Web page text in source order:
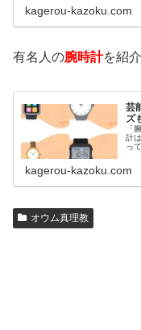
い
kagerou-kazoku.com
有名人の腕時計を紹介
芸
ズ
「
計
っ
kagerou-kazoku.com
オウム真理教